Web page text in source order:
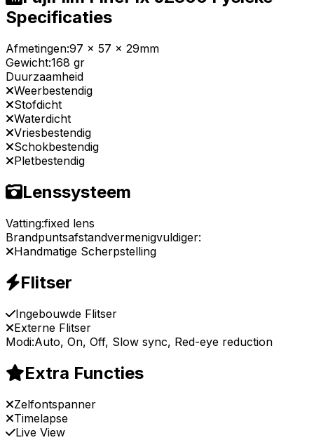
Specificaties
Afmetingen:97 x 57 x 29mm
Gewicht:168 gr
Duurzaamheid
Weerbestendig
Stofdicht
Waterdicht
Vriesbestendig
Schokbestendig
Pletbestendig
Lenssysteem
Vatting:fixed lens
Brandpuntsafstandvermenigvuldiger:
Handmatige Scherpstelling
Flitser
Ingebouwde Flitser
Externe Flitser
Modi:Auto, On, Off, Slow sync, Red-eye reduction
Extra Functies
Zelfontspanner
Timelapse
Live View